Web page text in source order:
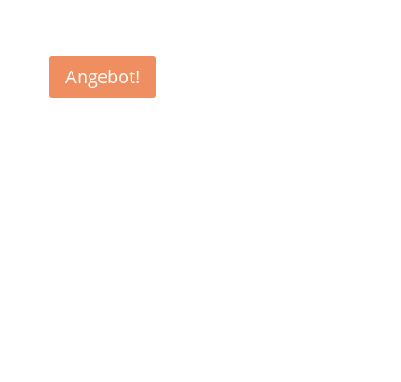
Angebot!